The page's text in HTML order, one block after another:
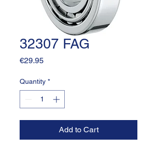
32307 FAG
€29.95Price
Quantity *
Add to Cart